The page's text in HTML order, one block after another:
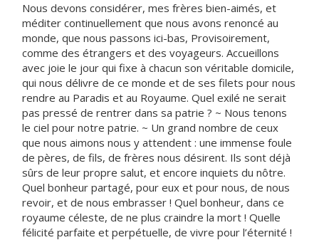
Nous devons considérer, mes frères bien-aimés, et
méditer continuellement que nous avons renoncé au
monde, que nous passons ici-bas, Provisoirement,
comme des étrangers et des voyageurs. Accueillons
avec joie le jour qui fixe à chacun son véritable domicile,
qui nous délivre de ce monde et de ses filets pour nous
rendre au Paradis et au Royaume. Quel exilé ne serait
pas pressé de rentrer dans sa patrie ? ~ Nous tenons
le ciel pour notre patrie. ~ Un grand nombre de ceux
que nous aimons nous y attendent : une immense foule
de pères, de fils, de frères nous désirent. Ils sont déjà
sûrs de leur propre salut, et encore inquiets du nôtre.
Quel bonheur partagé, pour eux et pour nous, de nous
revoir, et de nous embrasser ! Quel bonheur, dans ce
royaume céleste, de ne plus craindre la mort ! Quelle
félicité parfaite et perpétuelle, de vivre pour l’éternité !